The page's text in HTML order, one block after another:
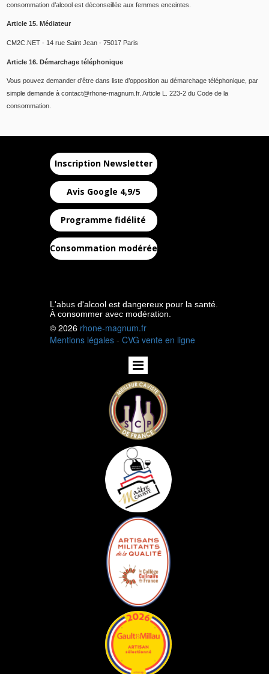
consommation d’alcool est déconseillée aux femmes enceintes.
Article 15. Médiateur
CM2C.NET - 14 rue Saint Jean - 75017 Paris
Article 16. Démarchage téléphonique
Vous pouvez demander d'être dans liste d’opposition au démarchage téléphonique, par
simple demande à contact@rhone-magnum.fr. Article L. 223-2 du Code de la
consommation.
Inscription Newsletter
Avis Google 4,9/5
Programme fidélité
Consommation modérée
L'abus d'alcool est dangereux pour la santé.
À consommer avec modération.
© 2026 rhone-magnum.fr
Mentions légales- CVG vente en ligne